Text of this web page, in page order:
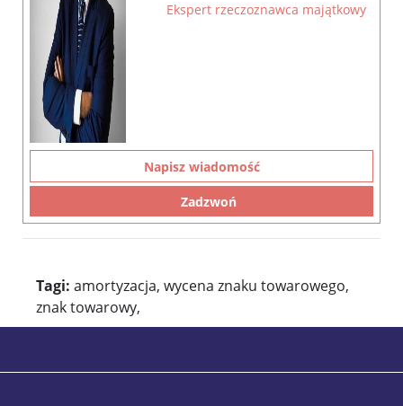
Ekspert rzeczoznawca majątkowy
Napisz wiadomość
Zadzwoń
Tagi: amortyzacja, wycena znaku towarowego,
znak towarowy,